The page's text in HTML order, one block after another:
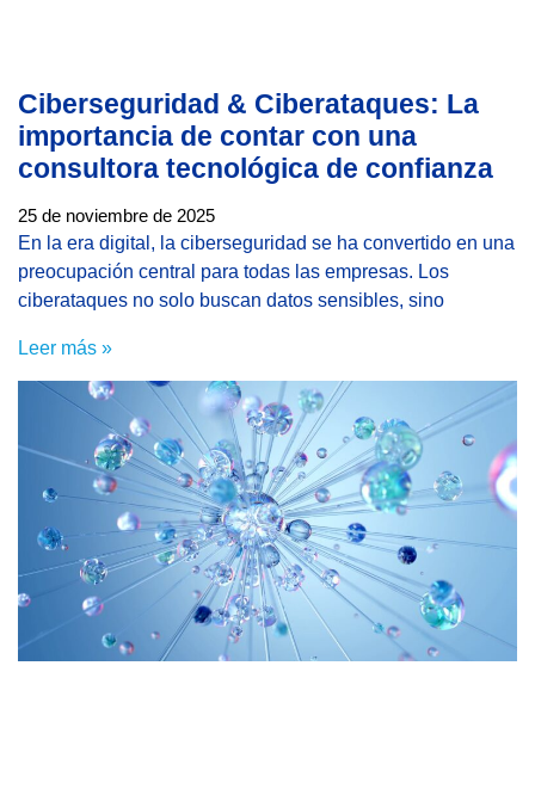
Ciberseguridad & Ciberataques: La
importancia de contar con una
consultora tecnológica de confianza
25 de noviembre de 2025
En la era digital, la ciberseguridad se ha convertido en una
preocupación central para todas las empresas. Los
ciberataques no solo buscan datos sensibles, sino
Leer más »